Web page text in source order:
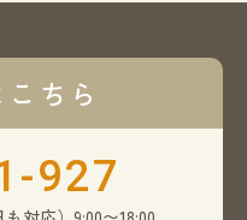
ちら
927